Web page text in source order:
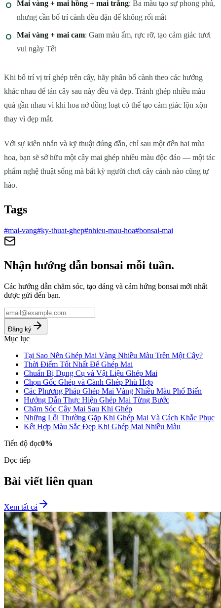
Mai vàng + mai hồng + mai trắng: Ba màu tạo sự phong phú,
nhưng cần bố trí cành đều đặn để không rối mắt
Mai vàng + mai cam: Gam màu ấm, rực rỡ, tạo cảm giác tươi
vui ngày Tết
Khi bố trí vị trí ghép trên cây, hãy phân bổ cành theo các hướng
khác nhau để tán cây sau này đều và đẹp. Tránh ghép nhiều màu
quá gần nhau vì khi hoa nở đồng loạt có thể tạo cảm giác lộn xộn
thay vì đẹp mắt.
Với sự kiên nhẫn và kỹ thuật đúng đắn, chỉ sau một đến hai mùa
hoa, bạn sẽ sở hữu một cây mai ghép nhiều màu độc đáo — một tác
phẩm nghệ thuật sống mà bất kỳ người chơi cây cảnh nào cũng tự
hào.
Tags
#mai-vang#ky-thuat-ghep#nhieu-mau-hoa#bonsai-mai
Nhận hướng dẫn bonsai mỗi tuần.
Các hướng dẫn chăm sóc, tạo dáng và cảm hứng bonsai mới nhất
được gửi đến bạn.
Đăng ký
Mục lục
Tại Sao Nên Ghép Mai Vàng Nhiều Màu Trên Một Cây?
Thời Điểm Tốt Nhất Để Ghép Mai
Chuẩn Bị Dụng Cụ và Vật Liệu Ghép Mai
Chọn Gốc Ghép và Cành Ghép Phù Hợp
Các Phương Pháp Ghép Mai Vàng Nhiều Màu Phổ Biến
Hướng Dẫn Thực Hiện Ghép Mai Từng Bước
Chăm Sóc Cây Mai Sau Khi Ghép
Những Lỗi Thường Gặp Khi Ghép Mai Và Cách Khắc Phục
Kết Hợp Màu Sắc Đẹp Khi Ghép Mai Nhiều Màu
Tiến độ đọc0%
Đọc tiếp
Bài viết liên quan
Xem tất cả